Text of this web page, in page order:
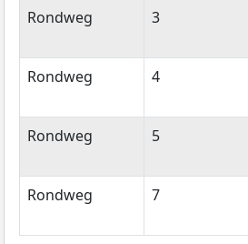
Rondweg 3
Rondweg 4
Rondweg 5
Rondweg 7